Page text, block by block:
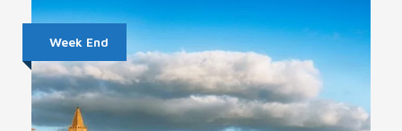
Week End